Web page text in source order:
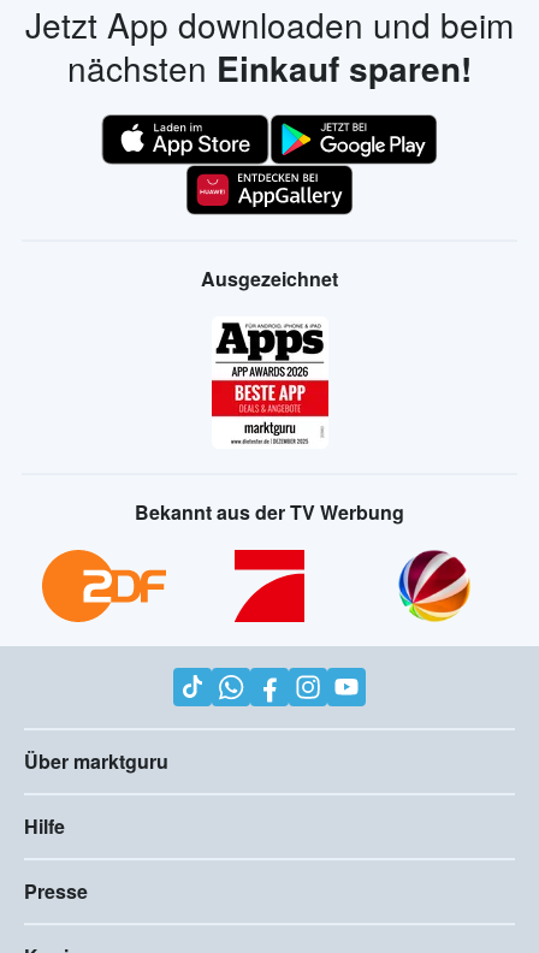
Jetzt App downloaden und beim
nächsten Einkauf sparen!
Ausgezeichnet
Bekannt aus der TV Werbung
Über marktguru
Hilfe
Presse